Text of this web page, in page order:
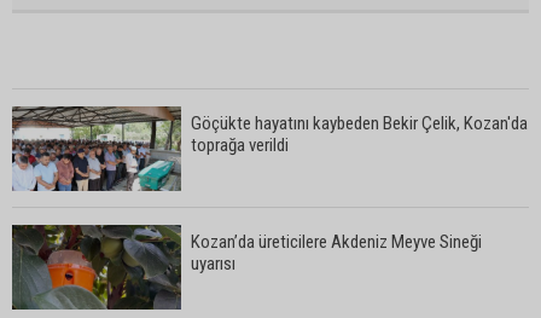
Göçükte hayatını kaybeden Bekir Çelik, Kozan'da
toprağa verildi
Kozan’da üreticilere Akdeniz Meyve Sineği
uyarısı